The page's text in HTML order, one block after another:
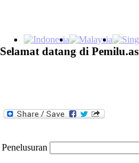
Selamat datang di
Penelusuran